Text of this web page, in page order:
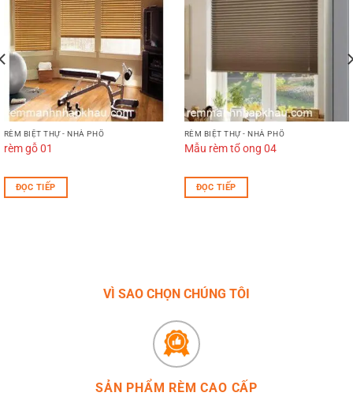
RÈM BIỆT THỰ - NHÀ PHỐ
rèm gỗ 01
ĐỌC TIẾP
RÈM BIỆT THỰ - NHÀ PHỐ
Mẫu rèm tổ ong 04
ĐỌC TIẾP
VÌ SAO CHỌN CHÚNG TÔI
SẢN PHẨM RÈM CAO CẤP